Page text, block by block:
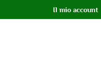
Il mio account